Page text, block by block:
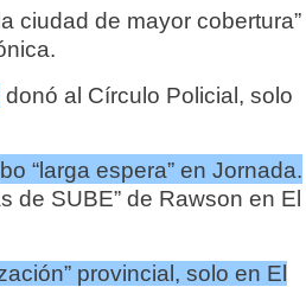
ciudad de mayor cobertura”
donó al Círculo Policial, solo
“larga espera” en Jornada.
de SUBE” de Rawson en El
provincial, solo en El